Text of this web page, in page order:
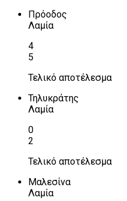
Πρόοδος
Λαμία
4
5
Τελικό αποτέλεσμα
Τηλυκράτης
Λαμία
0
2
Τελικό αποτέλεσμα
Μαλεσίνα
Λαμία